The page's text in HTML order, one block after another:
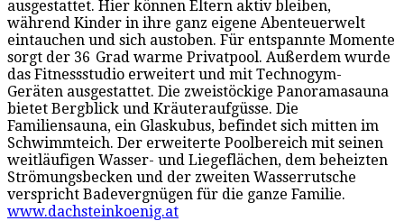
ausgestattet. Hier können Eltern aktiv bleiben,
während Kinder in ihre ganz eigene Abenteuerwelt
eintauchen und sich austoben. Für entspannte Momente
sorgt der 36 Grad warme Privatpool. Außerdem wurde
das Fitnessstudio erweitert und mit Technogym-
Geräten ausgestattet. Die zweistöckige Panoramasauna
bietet Bergblick und Kräuteraufgüsse. Die
Familiensauna, ein Glaskubus, befindet sich mitten im
Schwimmteich. Der erweiterte Poolbereich mit seinen
weitläufigen Wasser- und Liegeflächen, dem beheizten
Strömungsbecken und der zweiten Wasserrutsche
verspricht Badevergnügen für die ganze Familie.
www.dachsteinkoenig.at